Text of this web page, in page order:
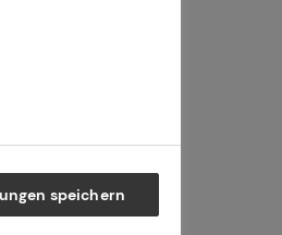
speichern